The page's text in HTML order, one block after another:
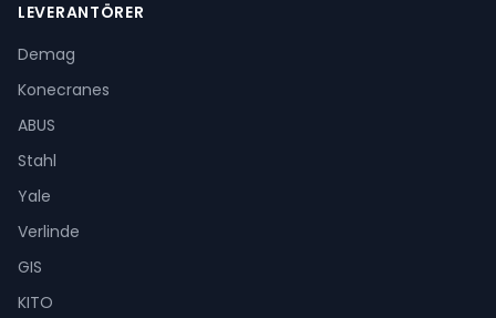
LEVERANTÖRER
Demag
Konecranes
ABUS
Stahl
Yale
Verlinde
GIS
KITO